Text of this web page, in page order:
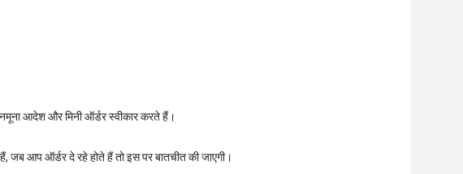
आदेश और मिनी ऑर्डर स्वीकार करते हैं।
आप ऑर्डर दे रहे होते हैं तो इस पर बातचीत की जाएगी।